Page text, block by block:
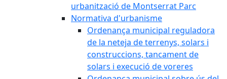
urbanització de Montserrat Parc
Normativa d'urbanisme
Ordenança municipal reguladora
de la neteja de terrenys, solars i
construccions, tancament de
solars i execució de voreres